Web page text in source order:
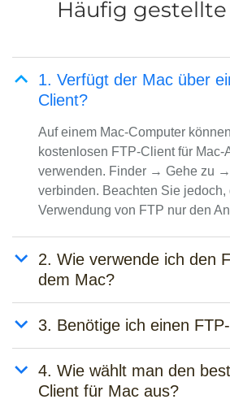
Häufig gestellte
1. Verfügt der Mac über
Client?
Auf einem Mac-Computer
kostenlosen FTP-Client für Mac-
verwenden. Finder → Gehe zu
verbinden. Beachten Sie jedoch,
Verwendung von FTP nur den
2. Wie verwende ich den
dem Mac?
3. Benötige ich einen
4. Wie wählt man den
Client für Mac aus?